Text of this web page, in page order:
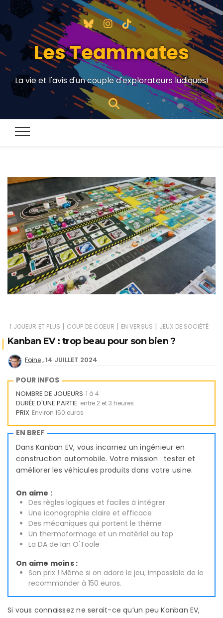
Les Teammates
La vie et l'avis d'un couple d'explorateurs ludiques!
1 JOUEUR ET PLUS | COUP DE COEUR | EN VERSUS | JEUX DE SOCIÉTÉ
Kanban EV : trop beau pour son bien ?
Foine 14 JUILLET 2024
POUR INFOS
NOMBRE DE JOUEURS 1 à 4
DURÉE D'UNE PARTIE entre 2 et 3 heures
PRIX Environ 150 euros
EN BREF
Dans Kanban EV, vous incarnez un ingénieur en
construction automobile. Votre mission : tester et
améliorer les véhicules produits dans votre usine.
On aime :
Des règles logiques et faciles à intégrer
Une iconographie claire et efficace
Des mécaniques qui portent le thème
Un thermoformage et un matériel au top
La DA de Ian O'Toole
On aime moins :
Son prix ! Même si on adore le jeu, impossible de le
recommander à 150 euros.
Si vous connaissez ne serait-ce qu’un peu Kanban EV,